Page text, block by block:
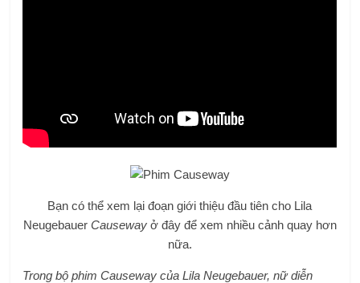
Bạn có thể xem lại đoạn giới thiệu đầu tiên cho Lila
Neugebauer Causewayở đây để xem nhiều cảnh quay hơn
nữa.
Trong bộ phim Causeway của Lila Neugebauer, nữ diễn